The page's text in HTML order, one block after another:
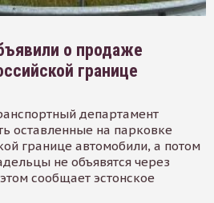
о продаже
границе
департамент
оставленные на парковке
границе автомобили, а потом
не объявятся через
сообщает эстонское